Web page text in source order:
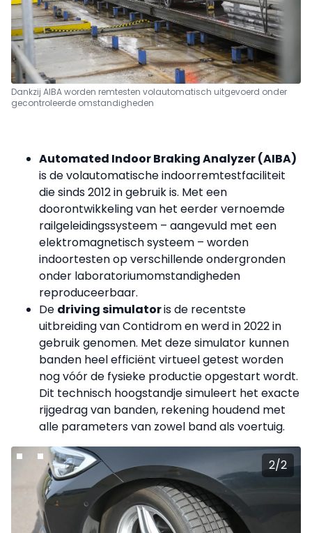
Dankzij AIBA worden remtesten volautomatisch uitgevoerd onder
gecontroleerde omstandigheden
Automated Indoor Braking Analyzer (AIBA)
is de volautomatische indoorremtestfaciliteit
die sinds 2012 in gebruik is. Met een
doorontwikkeling van het eerder vernoemde
railgeleidingssysteem – aangevuld met een
elektromagnetisch systeem – worden
indoortesten op verschillende ondergronden
onder laboratoriumomstandigheden
reproduceerbaar.
De driving simulatoris de recentste
uitbreiding van Contidrom en werd in 2022 in
gebruik genomen. Met deze simulator kunnen
banden heel efficiënt virtueel getest worden
nog vóór de fysieke productie opgestart wordt.
Dit technisch hoogstandje simuleert het exacte
rijgedrag van banden, rekening houdend met
alle parameters van zowel band als voertuig.
2/2